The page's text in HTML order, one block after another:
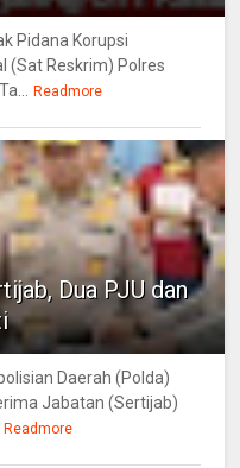
Pidana Korupsi
(Sat Reskrim) Polres
Readmore
Dua PJU dan
Daerah (Polda)
Jabatan (Sertijab)
Readmore